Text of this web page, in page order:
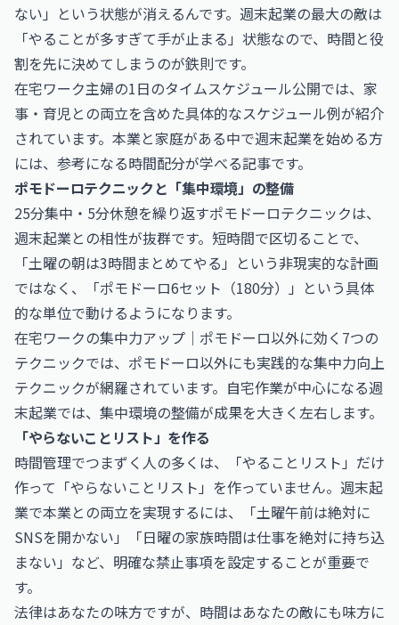
ない」という状態が消えるんです。週末起業の最大の敵は
「やることが多すぎて手が止まる」状態なので、時間と役
割を先に決めてしまうのが鉄則です。
在宅ワーク主婦の1日のタイムスケジュール公開では、家
事・育児との両立を含めた具体的なスケジュール例が紹介
されています。本業と家庭がある中で週末起業を始める方
には、参考になる時間配分が学べる記事です。
ポモドーロテクニックと「集中環境」の整備
25分集中・5分休憩を繰り返すポモドーロテクニックは、
週末起業との相性が抜群です。短時間で区切ることで、
「土曜の朝は3時間まとめてやる」という非現実的な計画
ではなく、「ポモドーロ6セット（180分）」という具体
的な単位で動けるようになります。
在宅ワークの集中力アップ｜ポモドーロ以外に効く7つの
テクニックでは、ポモドーロ以外にも実践的な集中力向上
テクニックが網羅されています。自宅作業が中心になる週
末起業では、集中環境の整備が成果を大きく左右します。
「やらないことリスト」を作る
時間管理でつまずく人の多くは、「やることリスト」だけ
作って「やらないことリスト」を作っていません。週末起
業で本業との両立を実現するには、「土曜午前は絶対に
SNSを開かない」「日曜の家族時間は仕事を絶対に持ち込
まない」など、明確な禁止事項を設定することが重要で
す。
法律はあなたの味方ですが、時間はあなたの敵にも味方に